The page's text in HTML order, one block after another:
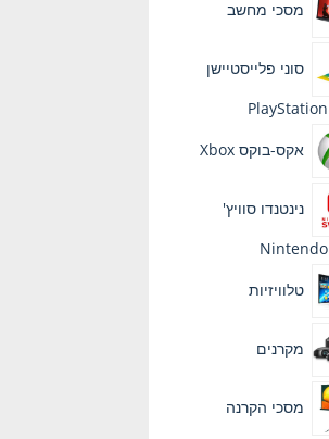
מסכי מחשב
סוני פלייסטיישן
PlayStation
אקס-בוקס Xbox
נינטנדו סוויץ'
Nintendo
טלוויזיות
מקרנים
מסכי הקרנה